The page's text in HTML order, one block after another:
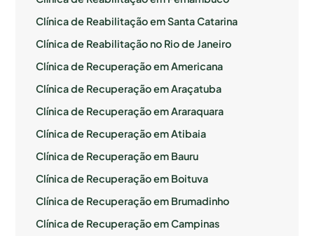
Clínica de Reabilitação em Santa Catarina
Clínica de Reabilitação no Rio de Janeiro
Clínica de Recuperação em Americana
Clínica de Recuperação em Araçatuba
Clínica de Recuperação em Araraquara
Clínica de Recuperação em Atibaia
Clínica de Recuperação em Bauru
Clínica de Recuperação em Boituva
Clínica de Recuperação em Brumadinho
Clínica de Recuperação em Campinas